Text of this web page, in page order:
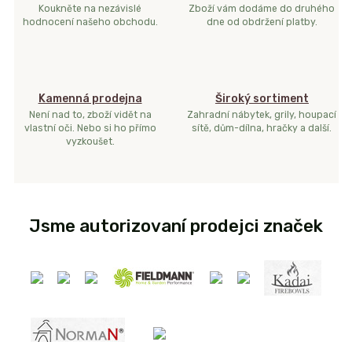
Koukněte na nezávislé
hodnocení našeho obchodu.
Zboží vám dodáme do druhého
dne od obdržení platby.
Kamenná prodejna
Není nad to, zboží vidět na
vlastní oči. Nebo si ho přímo
vyzkoušet.
Široký sortiment
Zahradní nábytek, grily, houpací
sítě, dům-dílna, hračky a další.
Jsme autorizovaní prodejci značek